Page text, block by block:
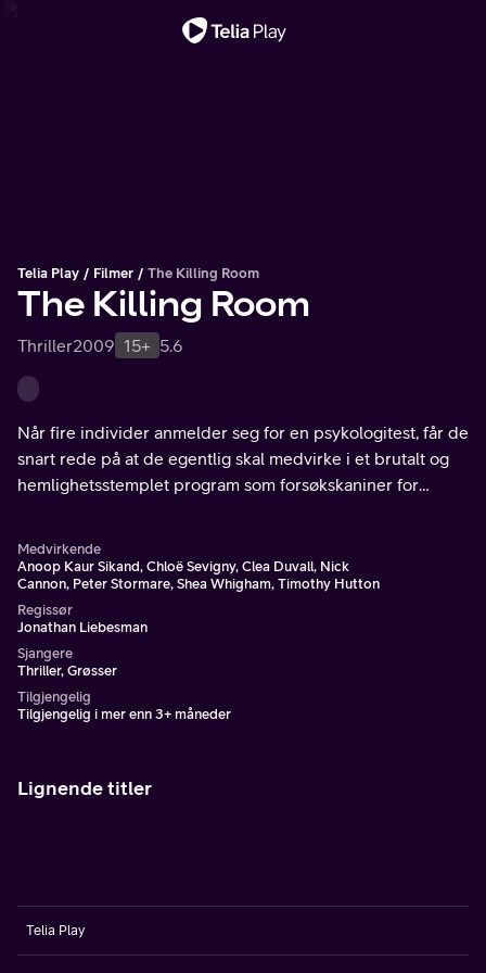
Telia Play Filmer The Killing Room
The Killing Room
Thriller2009 15+ 5.6
Når fire individer anmelder seg for en psykologitest, får de
snart rede på at de egentlig skal medvirke i et brutalt og
hemlighetsstemplet program som forsøkskaniner for
Medvirkende
Anoop Kaur Sikand, Chloë Sevigny, Clea Duvall, Nick
Cannon, Peter Stormare, Shea Whigham, Timothy Hutton
Regissør
Jonathan Liebesman
Sjangere
Thriller, Grøsser
Tilgjengelig
Tilgjengelig i mer enn 3+ måneder
Lignende titler
Telia Play